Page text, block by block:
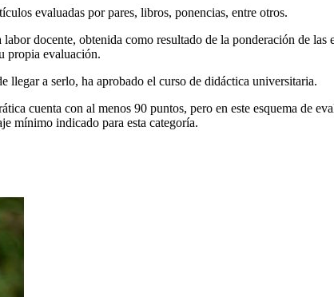
evaluadas por pares, libros, ponencias, entre otros.
docente, obtenida como resultado de la ponderación de
propia evaluación.
llegar a serlo, ha aprobado el curso de didáctica universitaria.
cuenta con al menos 90 puntos, pero en este esquema de
mínimo indicado para esta categoría.